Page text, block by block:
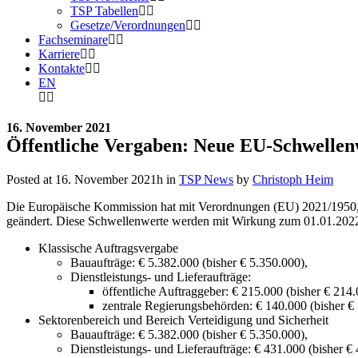
TSP Tabellen
Gesetze/Verordnungen
Fachseminare
Karriere
Kontakte
EN
16. November 2021
Öffentliche Vergaben: Neue EU-
Posted at 16. November 2021h in TSP News by Christoph Heim
Die Europäische Kommission hat mit Verordnungen (EU) 2021/
geändert. Diese Schwellenwerte werden mit Wirkung zum
Klassische Auftragsvergabe
Bauaufträge: € 5.382.000 (bisher € 5.350.000),
Dienstleistungs- und Lieferaufträge:
öffentliche Auftraggeber: € 215.000 (bisher €
zentrale Regierungsbehörden: € 140.000 (bisher
Sektorenbereich und Bereich Verteidigung und Sicherheit
Bauaufträge: € 5.382.000 (bisher € 5.350.000),
Dienstleistungs- und Lieferaufträge: € 431.000 (bisher €